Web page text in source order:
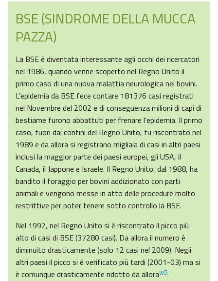
BSE (SINDROME DELLA MUCCA
PAZZA)
La BSE è diventata interessante agli occhi dei ricercatori
nel 1986, quando venne scoperto nel Regno Unito il
primo caso di una nuova malattia neurologica nei bovini.
L’epidemia da BSE fece contare 181376 casi registrati
nel Novembre del 2002 e di conseguenza milioni di capi di
bestiame furono abbattuti per frenare l’epidemia. Il primo
caso, fuori dai confini del Regno Unito, fu riscontrato nel
1989 e da allora si registrano migliaia di casi in altri paesi
inclusi la maggior parte dei paesi europei, gli USA, il
Canada, il Jappone e Israele. Il Regno Unito, dal 1988, ha
bandito il foraggio per bovini addizionato con parti
animali e vengono messe in atto delle procedure molto
restrittive per poter tenere sotto controllo la BSE.
Nel 1992, nel Regno Unito si è riscontrato il picco più
alto di casi di BSE (37280 casi). Da allora il numero è
diminuito drasticamente (solo 12 casi nel 2009). Negli
altri paesi il picco si è verificato più tardi (2001-03) ma si
è comunque drasticamente ridotto da alloraw5.